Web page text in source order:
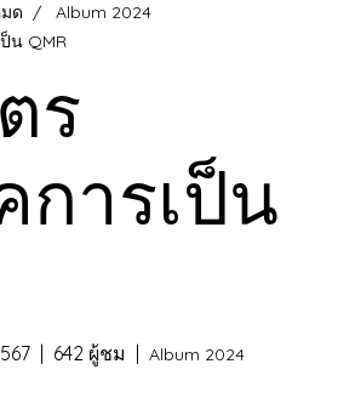
ด
Album 2024
น QMR
ร
การเป็น
642 ผู้ชม Album 2024